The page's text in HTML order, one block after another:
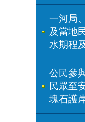
一河局
及當地
水期程
公民參
民眾至
塊石護